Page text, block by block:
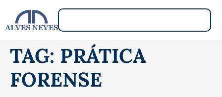
TAG: PRÁTICA
FORENSE